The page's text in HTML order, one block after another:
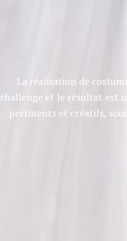
La réalisation de
challenge et le résultat est
pertinents et créatifs,